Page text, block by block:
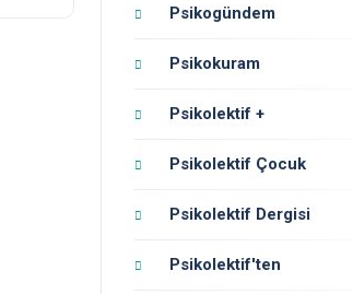
Psikogündem
Psikokuram
Psikolektif +
Psikolektif Çocuk
Psikolektif Dergisi
Psikolektif'ten